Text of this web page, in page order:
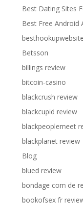
Best Dating Sites
Best Free Android
Betsson
billings review
bitcoin-casino
blackcrush review
blackcupid review
blackpeoplemeet
blackplanet review
Blog
blued review
bondage com de
bookofsex fr